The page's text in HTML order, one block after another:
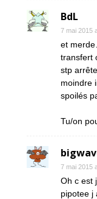
BdL
7 mai 2015
et
transfert
stp
moindre
spoilés
Tu/on
7 mai 2015
Oh c est
pipotee j